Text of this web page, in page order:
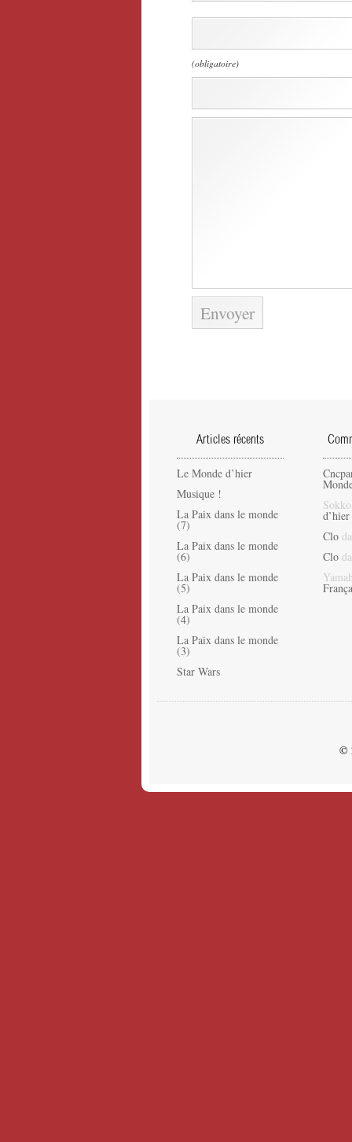
(obligatoire)
Articles récents
Le Monde d’hier
Musique !
La Paix dans le monde
(7)
La Paix dans le monde
(6)
La Paix dans le monde
(5)
La Paix dans le monde
(4)
La Paix dans le monde
(3)
Star Wars
Sokko
d’hier
Clo
Clo
©